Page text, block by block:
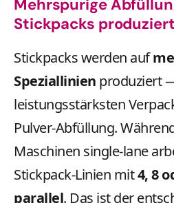
Mehrspurige
Stickpacks
Stickpacks werden auf
Speziallinien produziert
leistungsstärksten
Pulver-Abfüllung.
Maschinen single-lane
Stickpack-Linien mit4, 8
parallel. Das ist der